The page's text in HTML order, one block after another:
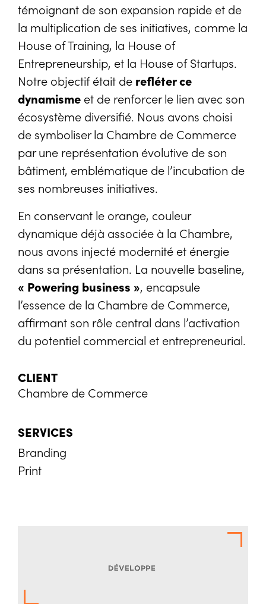
témoignant de son expansion rapide et de
la multiplication de ses initiatives, comme la
House of Training, la House of
Entrepreneurship, et la House of Startups.
Notre objectif était de refléter ce
dynamisme et de renforcer le lien avec son
écosystème diversifié. Nous avons choisi
de symboliser la Chambre de Commerce
par une représentation évolutive de son
bâtiment, emblématique de l’incubation de
ses nombreuses initiatives.
En conservant le orange, couleur
dynamique déjà associée à la Chambre,
nous avons injecté modernité et énergie
dans sa présentation. La nouvelle baseline,
« Powering business », encapsule
l’essence de la Chambre de Commerce,
affirmant son rôle central dans l’activation
du potentiel commercial et entrepreneurial.
CLIENT
Chambre de Commerce
SERVICES
Branding
Print